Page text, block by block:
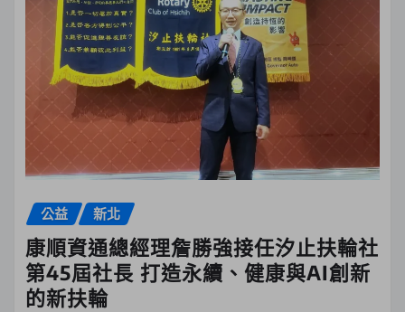
公益 新北
康順資通總經理詹勝強接任汐止扶輪社
第45屆社長 打造永續、健康與AI創新
的新扶輪